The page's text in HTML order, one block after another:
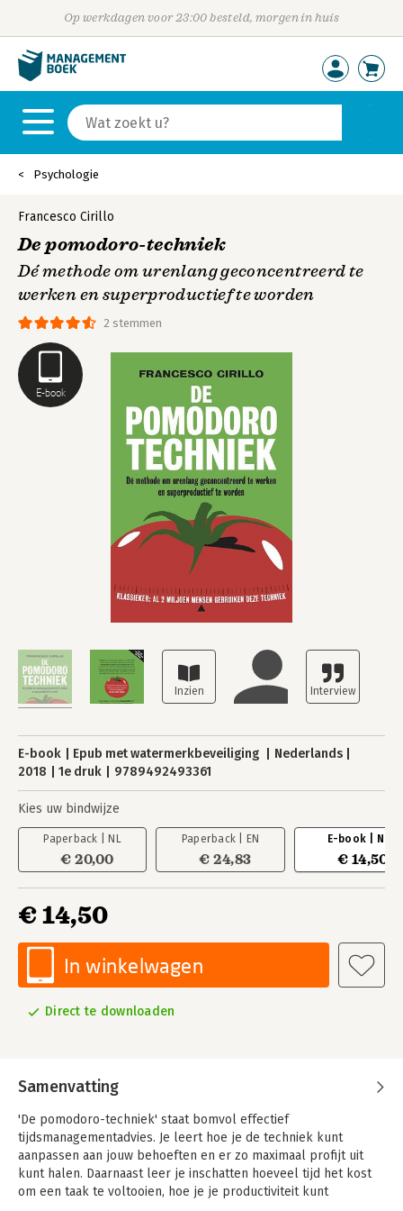
Op werkdagen voor 23:00 besteld, morgen in huis
Psychologie
E-book
2 stemmen
Francesco Cirillo
De pomodoro-techniek
Dé methode om urenlang geconcentreerd te
werken en superproductief te worden
E-book Epub met watermerkbeveiliging
Nederlands
2018
1e druk 9789492493361
Kies uw bindwijze
Paperback | NL
€ 20,00
Paperback | EN
€ 24,83
E-book | NL
€ 14,50
€ 14,50
In winkelwagen
Direct te downloaden
Samenvatting
'De pomodoro-techniek' staat bomvol effectief
tijdsmanagementadvies. Je leert hoe je de techniek kunt
aanpassen aan jouw behoeften en er zo maximaal profijt uit
kunt halen. Daarnaast leer je inschatten hoeveel tijd het kost
om een taak te voltooien, hoe je je productiviteit kunt